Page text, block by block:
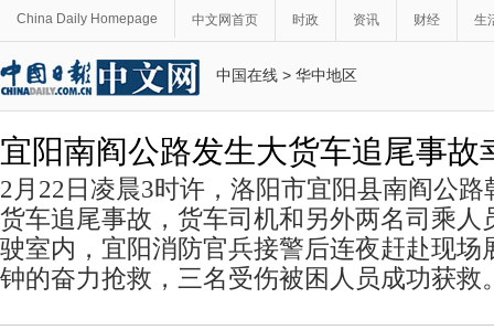
China Daily Homepage 中文网首页 时政 资讯 财经 生
中国在线 > 华中地区
宜阳南阎公路发生大货车追尾事故
2月22日凌晨3时许，洛阳市宜阳县南阎公
货车追尾事故，货车司机和另外两名司乘人
驶室内，宜阳消防官兵接警后连夜赶赴现场
钟的奋力抢救，三名受伤被困人员成功获救